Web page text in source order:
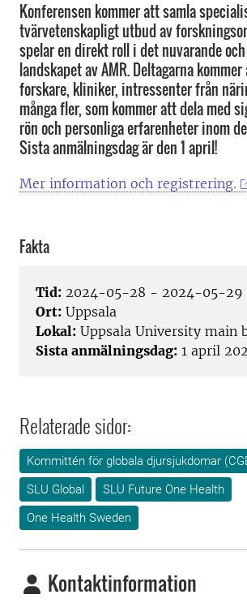
Konferensen kommer att samla
tvärvetenskapligt utbud av
spelar en direkt roll i det nuvarande
landskapet av AMR. Deltagarna
forskare, kliniker, intressenter från
många fler, som kommer att dela med
rön och personliga erfarenheter inom
Sista anmälningsdag är den 1 april!
Mer information och registrering.
Fakta
Tid: 2024-05-28 - 2024-05-29
Ort: Uppsala
Lokal: Uppsala University main
Sista anmälningsdag: 1 april
Relaterade sidor:
Kommittén för globala djursjukdomar
SLU Global
SLU Future One Health
One Health Sweden
Kontaktinformation